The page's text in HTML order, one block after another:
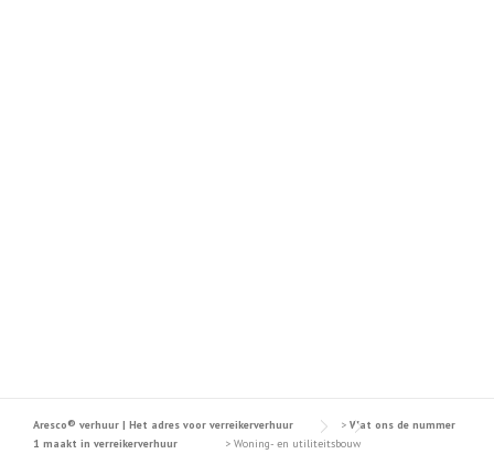
Aresco® verhuur | Het adres voor verreikerverhuur > Wat ons de nummer
1 maakt in verreikerverhuur
> Woning- en utiliteitsbouw